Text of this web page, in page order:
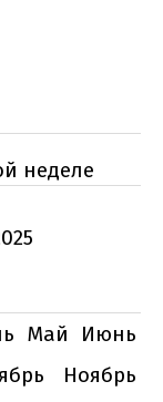
неделе
Май
Июнь
Ноябрь